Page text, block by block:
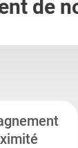
de